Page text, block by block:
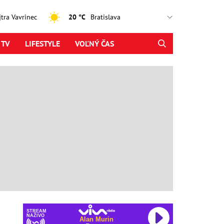
Vavrinec 20 °C
LIFESTYLE VOĽNÝ ČAS
STREAM
NAŽIVO
Alan Murin